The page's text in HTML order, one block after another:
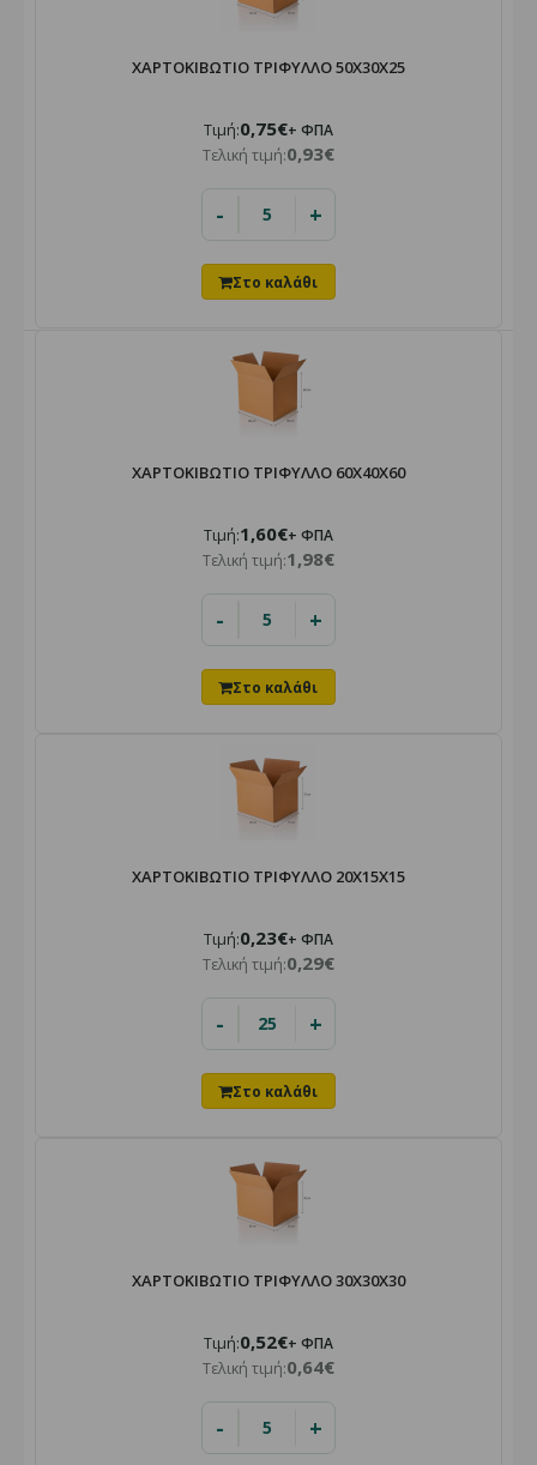
ΧΑΡΤΟΚΙΒΩΤΙΟ ΤΡΙΦΥΛΛΟ 50X30X25
Τιμή:0,75€+ ΦΠΑ
Τελική τιμή:0,93€
- +
ΧΑΡΤΟΚΙΒΩΤΙΟ ΤΡΙΦΥΛΛΟ 60X40X60
Τιμή:1,60€+ ΦΠΑ
Τελική τιμή:1,98€
- +
ΧΑΡΤΟΚΙΒΩΤΙΟ ΤΡΙΦΥΛΛΟ 20X15X15
Τιμή:0,23€+ ΦΠΑ
Τελική τιμή:0,29€
- +
ΧΑΡΤΟΚΙΒΩΤΙΟ ΤΡΙΦΥΛΛΟ 30Χ30Χ30
Τιμή:0,52€+ ΦΠΑ
Τελική τιμή:0,64€
- +